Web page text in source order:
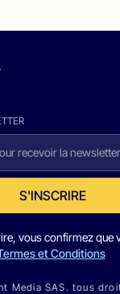
S'INSCRIRE
vous confirmez que
et Conditions
Media SAS. tous